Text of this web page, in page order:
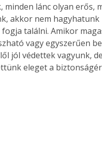
minden lánc olyan erős,
akkor nem
találni. Amikor
vagy egyszerűen
jól védettek vagyunk,
eleget a